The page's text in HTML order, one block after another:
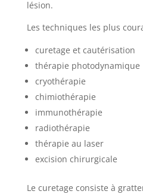
lésion.
Les techniques les plus
curetage et cautérisation
thérapie photodynamique
cryothérapie
chimiothérapie
immunothérapie
radiothérapie
thérapie au laser
excision chirurgicale
Le curetage consiste à